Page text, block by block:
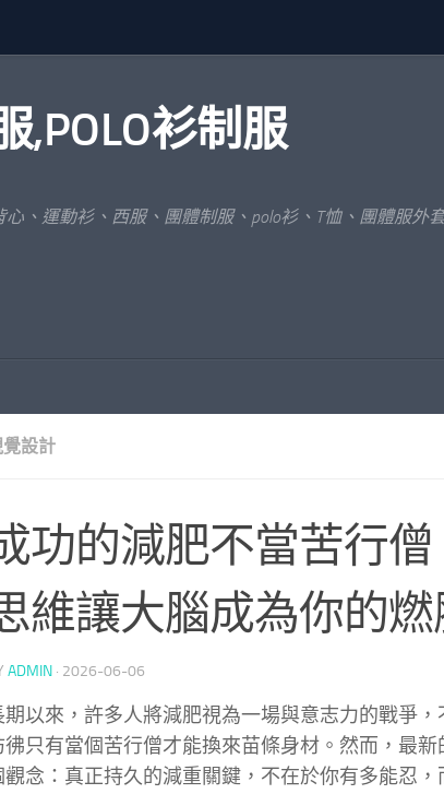
,POLO衫制服
、運動衫、西服、團體制服、polo衫、T恤、團體服
設計
功的減肥不當苦行
維讓大腦成為你的
ADMIN · 2026-06-06
期以來，許多人將減肥視為一場與意志力的戰爭，
彿只有當個苦行僧才能換來苗條身材。然而，最
觀念：真正持久的減重關鍵，不在於你有多能忍，